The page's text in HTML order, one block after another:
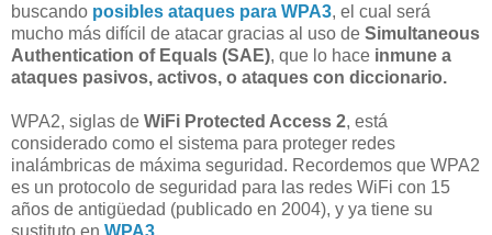
buscando posibles ataques para WPA3, el cual será
mucho más difícil de atacar gracias al uso de Simultaneous
Authentication of Equals (SAE), que lo hace inmune a
ataques pasivos, activos, o ataques con diccionario.
WPA2, siglas de WiFi Protected Access 2, está
considerado como el sistema para proteger redes
inalámbricas de máxima seguridad. Recordemos que WPA2
es un protocolo de seguridad para las redes WiFi con 15
años de antigüedad (publicado en 2004), y ya tiene su
sustituto en WPA3.